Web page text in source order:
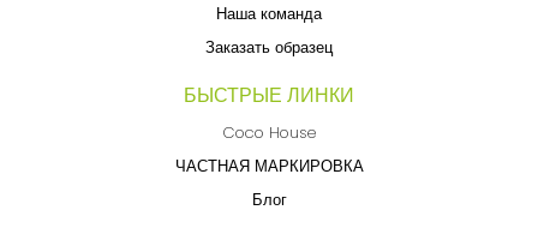
Наша команда
Заказать образец
БЫСТРЫЕ ЛИНКИ
Coco House
ЧАСТНАЯ МАРКИРОВКА
Блог